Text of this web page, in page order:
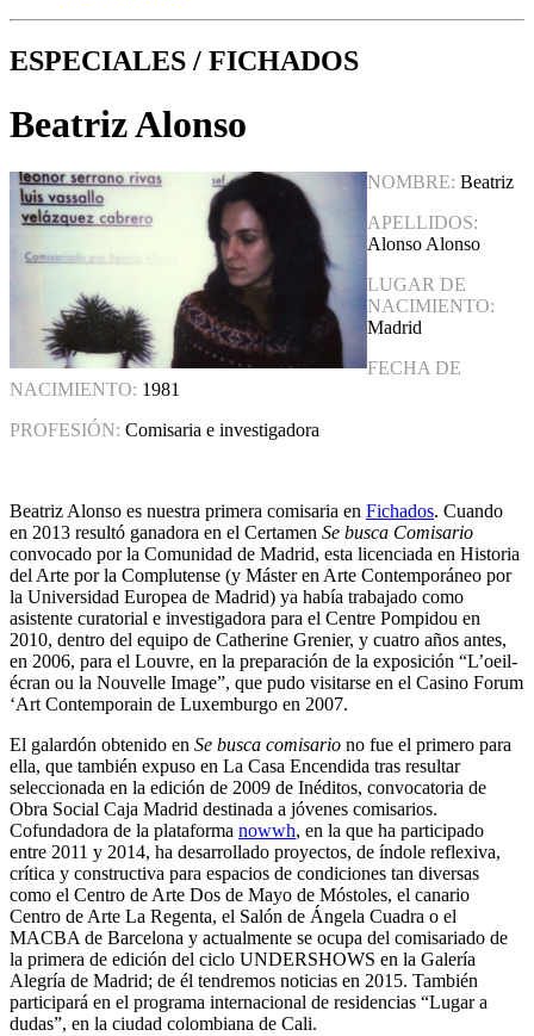
ESPECIALES / FICHADOS
Beatriz Alonso
NOMBRE: Beatriz
APELLIDOS:
Alonso Alonso
LUGAR DE
NACIMIENTO:
Madrid
FECHA DE
NACIMIENTO: 1981
PROFESIÓN: Comisaria e investigadora
Beatriz Alonso es nuestra primera comisaria en Fichados. Cuando
en 2013 resultó ganadora en el Certamen Se busca Comisario
convocado por la Comunidad de Madrid, esta licenciada en Historia
del Arte por la Complutense (y Máster en Arte Contemporáneo por
la Universidad Europea de Madrid) ya había trabajado como
asistente curatorial e investigadora para el Centre Pompidou en
2010, dentro del equipo de Catherine Grenier, y cuatro años antes,
en 2006, para el Louvre, en la preparación de la exposición “L’oeil-
écran ou la Nouvelle Image”, que pudo visitarse en el Casino Forum
‘Art Contemporain de Luxemburgo en 2007.
El galardón obtenido en Se busca comisario no fue el primero para
ella, que también expuso en La Casa Encendida tras resultar
seleccionada en la edición de 2009 de Inéditos, convocatoria de
Obra Social Caja Madrid destinada a jóvenes comisarios.
Cofundadora de la plataforma nowwh, en la que ha participado
entre 2011 y 2014, ha desarrollado proyectos, de índole reflexiva,
crítica y constructiva para espacios de condiciones tan diversas
como el Centro de Arte Dos de Mayo de Móstoles, el canario
Centro de Arte La Regenta, el Salón de Ángela Cuadra o el
MACBA de Barcelona y actualmente se ocupa del comisariado de
la primera de edición del ciclo UNDERSHOWS en la Galería
Alegría de Madrid; de él tendremos noticias en 2015. También
participará en el programa internacional de residencias “Lugar a
dudas”, en la ciudad colombiana de Cali.